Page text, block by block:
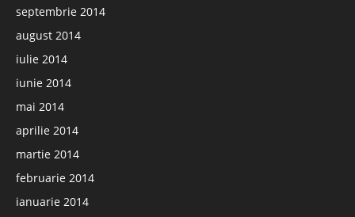
septembrie 2014
august 2014
iulie 2014
iunie 2014
mai 2014
aprilie 2014
martie 2014
februarie 2014
ianuarie 2014